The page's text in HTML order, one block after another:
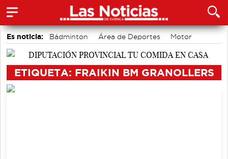
Es noticia: Bádminton Área de Deportes
Motor
accidentes laborales
ETIQUETA: FRAIKIN BM GRANOLLERS